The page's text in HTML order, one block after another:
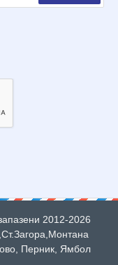
2012-2026
Перник, Ямбол